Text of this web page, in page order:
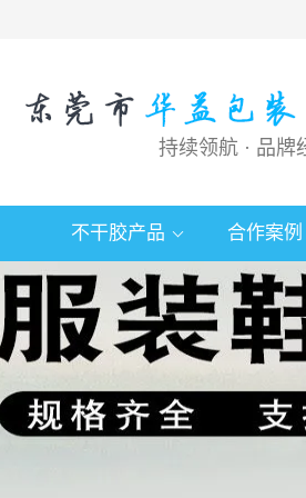
持续领航 · 品牌
不干胶产品 合作案例